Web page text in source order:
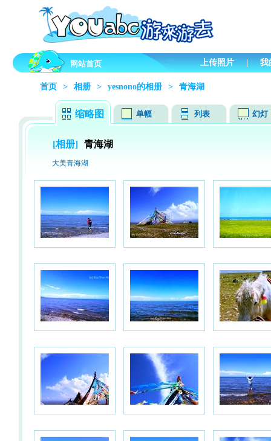
网站首页 上传照片 | 我
首页 > 相册 > yesnono的相册 > 青海湖
缩略图 单幅 列表 幻灯
[相册] 青海湖
大美青海湖